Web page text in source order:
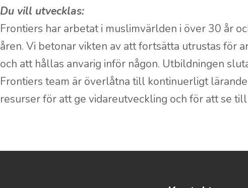
Du vill utvecklas:
Frontiers har arbetat i muslimvärlden i över 30 år
åren. Vi betonar vikten av att fortsätta utrustas för
och att hållas anvarig inför någon. Utbildningen
Frontiers team är överlåtna till kontinuerligt
resurser för att ge vidareutveckling och för att se